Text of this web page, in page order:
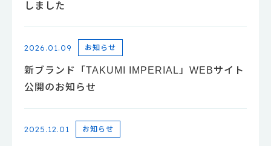
しました
2026.01.09 お知らせ
新ブランド「TAKUMI IMPERIAL」WEBサイト
公開のお知らせ
2025.12.01 お知らせ